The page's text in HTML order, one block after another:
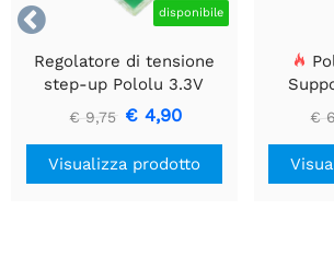
 disponibile
Regolatore di tensione
step-up Pololu 3.3V
U1V10F3
€ 9,75 € 4,90
Visualizza prodotto
€